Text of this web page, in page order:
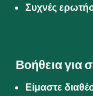
Συχνές
Βοήθεια για
Είμαστε